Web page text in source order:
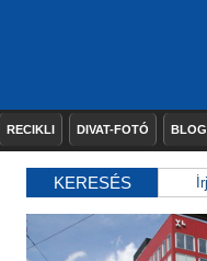
RECIKLI DIVAT-FOTÓ BLOG
KERESÉS